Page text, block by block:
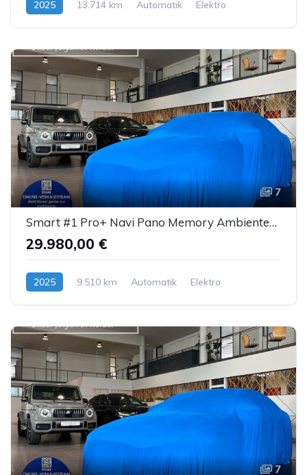
2025 13.714 km Automatik Elektro
7
Smart #1 Pro+ Navi Pano Memory AmbienteB. LED ACC 360°
29.980,00 €
2025 9.510 km Automatik Elektro
7